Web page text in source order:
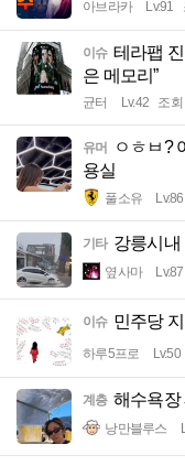
아브라카 Lv.91
이슈 테라팹
은 메모리”
균터 Lv.42 조회
유머
ㅇㅎㅂ?
용실
풀소유 Lv.86
기타 강릉시내
옆사마 Lv.87
이슈 민주당
하루5프로 Lv.50
계층 해수욕장
낭만블루스